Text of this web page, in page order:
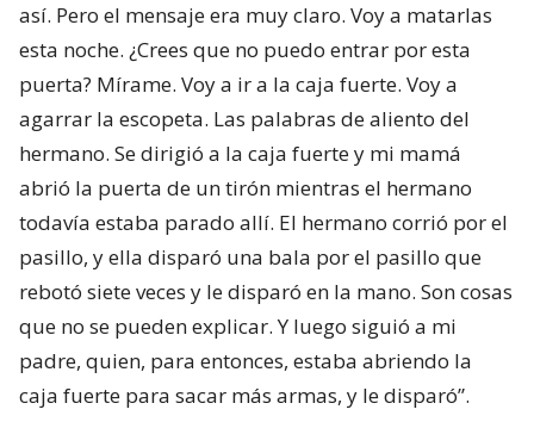
así. Pero el mensaje era muy claro. Voy a matarlas
esta noche. ¿Crees que no puedo entrar por esta
puerta? Mírame. Voy a ir a la caja fuerte. Voy a
agarrar la escopeta. Las palabras de aliento del
hermano. Se dirigió a la caja fuerte y mi mamá
abrió la puerta de un tirón mientras el hermano
todavía estaba parado allí. El hermano corrió por el
pasillo, y ella disparó una bala por el pasillo que
rebotó siete veces y le disparó en la mano. Son cosas
que no se pueden explicar. Y luego siguió a mi
padre, quien, para entonces, estaba abriendo la
caja fuerte para sacar más armas, y le disparó”.